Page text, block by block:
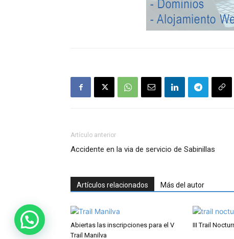
Artículo anterior
Accidente en la via de servicio de Sabinillas
Artículos relacionados Más del autor
Abiertas las inscripciones para el V
Trail Manilva
III Trail